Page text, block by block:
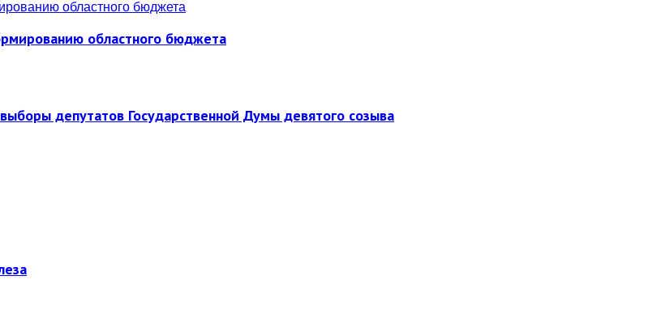
областного бюджета
депутатов Государственной Думы девятого созыва